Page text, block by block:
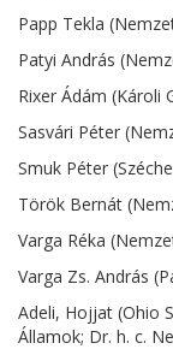
Papp Tekla
Patyi András
Rixer Ádám (Károli
Sasvári Péter
Smuk Péter
Török Bernát
Varga Réka
Varga Zs. András
Adeli, Hojjat (Ohio
Államok; Dr. h. c.